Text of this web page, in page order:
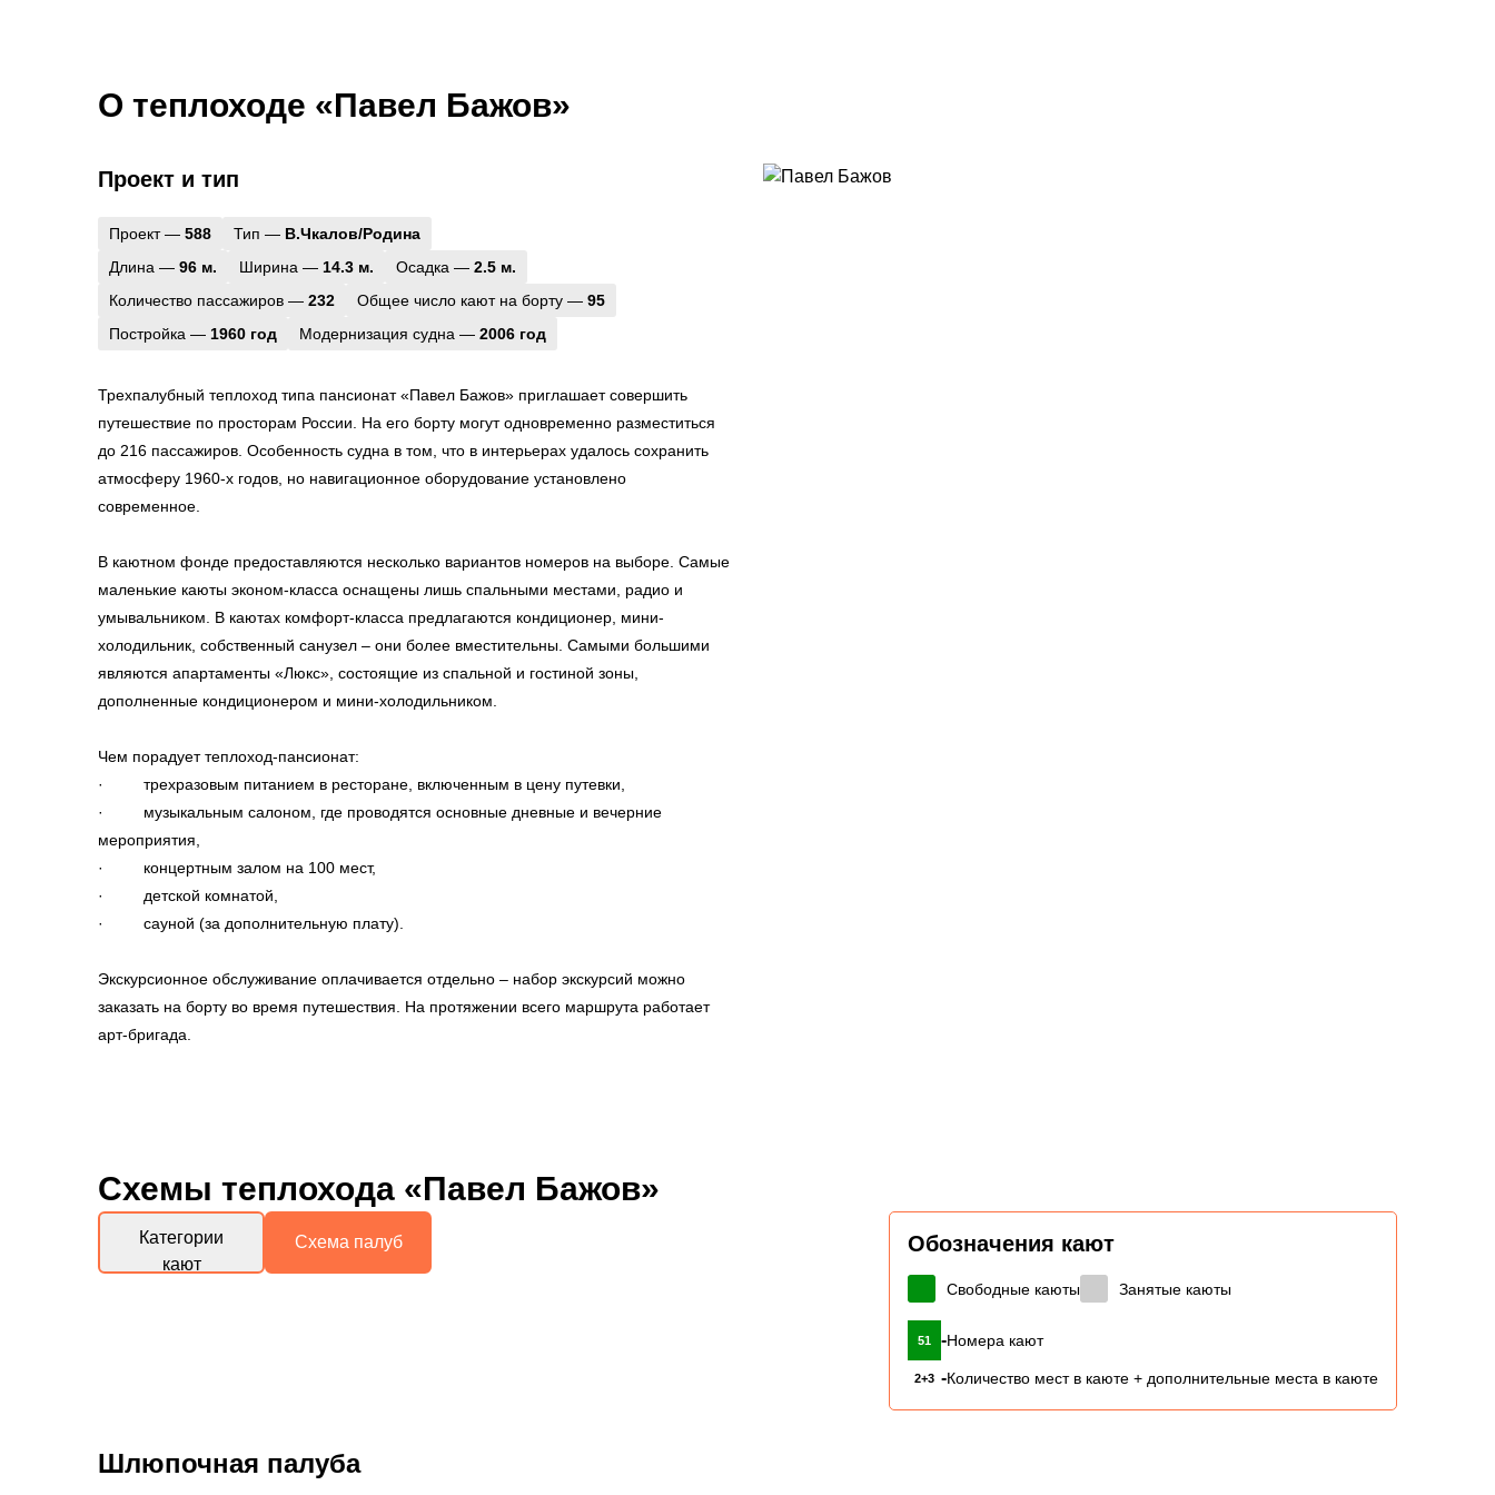
О теплоходе «Павел Бажов»
Проект и тип
Проект — 588 Тип — В.Чкалов/Родина
Длина — 96 м. Ширина — 14.3 м. Осадка — 2.5 м.
Количество пассажиров — 232 Общее число кают на борту — 95
Постройка — 1960 год Модернизация судна — 2006 год
Трехпалубный теплоход типа пансионат «Павел Бажов» приглашает совершить
путешествие по просторам России. На его борту могут одновременно разместиться
до 216 пассажиров. Особенность судна в том, что в интерьерах удалось сохранить
атмосферу 1960-х годов, но навигационное оборудование установлено
современное.
В каютном фонде предоставляются несколько вариантов номеров на выборе. Самые
маленькие каюты эконом-класса оснащены лишь спальными местами, радио и
умывальником. В каютах комфорт-класса предлагаются кондиционер, мини-
холодильник, собственный санузел – они более вместительны. Самыми большими
являются апартаменты «Люкс», состоящие из спальной и гостиной зоны,
дополненные кондиционером и мини-холодильником.
Чем порадует теплоход-пансионат:
· трехразовым питанием в ресторане, включенным в цену путевки,
· музыкальным салоном, где проводятся основные дневные и вечерние
мероприятия,
· концертным залом на 100 мест,
· детской комнатой,
· сауной (за дополнительную плату).
Экскурсионное обслуживание оплачивается отдельно – набор экскурсий можно
заказать на борту во время путешествия. На протяжении всего маршрута работает
арт-бригада.
Схемы теплохода «Павел Бажов»
Обозначения кают
Свободные каюты Занятые каюты
51 -Номера кают
2+3 -Количество мест в каюте + дополнительные места в каюте
Категории
кают
Схема палуб
Шлюпочная палуба